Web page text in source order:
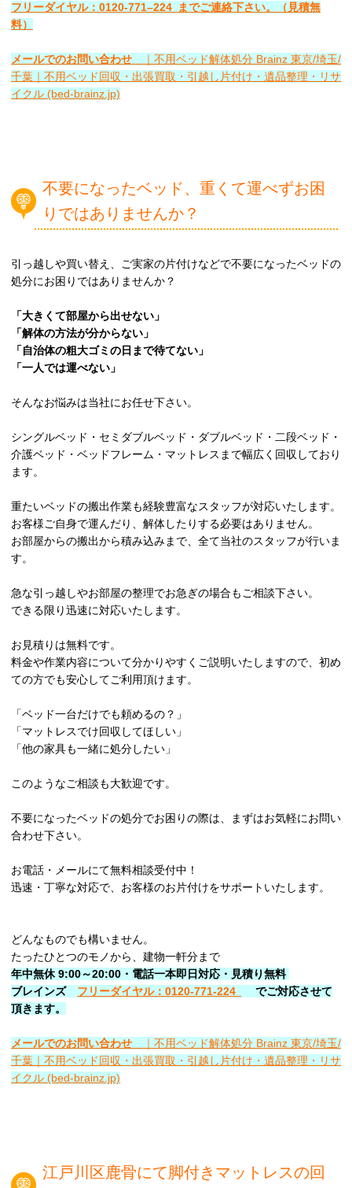
フリーダイヤル：0120-771–224 までご連絡下さい。
（見積無
料）
メールでのお問い合わせ
｜不用ベッド解体処分 Brainz 東京/埼玉/
千葉｜不用ベッド回収・出張買取・引越し片付け・遺品整理・リサ
イクル (bed-brainz.jp)
不要になったベッド、重くて運べずお困
りではありませんか？
引っ越しや買い替え、ご実家の片付けなどで不要になったベッドの
処分にお困りではありませんか？
「大きくて部屋から出せない」
「解体の方法が分からない」
「自治体の粗大ゴミの日まで待てない」
「一人では運べない」
そんなお悩みは当社にお任せ下さい。
シングルベッド・セミダブルベッド・ダブルベッド・二段ベッド・
介護ベッド・ベッドフレーム・マットレスまで幅広く回収しており
ます。
重たいベッドの搬出作業も経験豊富なスタッフが対応いたします。
お客様ご自身で運んだり、解体したりする必要はありません。
お部屋からの搬出から積み込みまで、全て当社のスタッフが行いま
す。
急な引っ越しやお部屋の整理でお急ぎの場合もご相談下さい。
できる限り迅速に対応いたします。
お見積りは無料です。
料金や作業内容について分かりやすくご説明いたしますので、初め
ての方でも安心してご利用頂けます。
「ベッド一台だけでも頼めるの？」
「マットレスでけ回収してほしい」
「他の家具も一緒に処分したい」
このようなご相談も大歓迎です。
不要になったベッドの処分でお困りの際は、まずはお気軽にお問い
合わせ下さい。
お電話・メールにて無料相談受付中！
迅速・丁寧な対応で、お客様のお片付けをサポートいたします。
どんなものでも構いません。
たったひとつのモノから、建物一軒分まで
年中無休 9:00～20:00・電話一本即日対応・見積り無料
ブレインズ フリーダイヤル：0120-771-224
でご対応させて
頂きます。
メールでのお問い合わせ
｜不用ベッド解体処分 Brainz 東京/埼玉/
千葉｜不用ベッド回収・出張買取・引越し片付け・遺品整理・リサ
イクル (bed-brainz.jp)
江戸川区鹿骨にて脚付きマットレスの回